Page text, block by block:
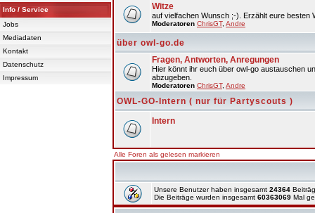
Info / Service
Jobs
Mediadaten
Kontakt
Datenschutz
Impressum
Witze
auf vielfachen Wunsch ;-). Erzählt eure besten
Moderatoren ChrisGT, Andre
über owl-go.de
Fragen, Antworten, Anregungen
Hier könnt ihr euch über owl-go austauschen
abzugeben.
Moderatoren ChrisGT, Andre
OWL-GO-Intern ( nur für Partyscouts )
Intern
Alle Foren als gelesen markieren
Unsere Benutzer haben insgesamt 24364
Die Beiträge wurden insgesamt 60363069 Mal